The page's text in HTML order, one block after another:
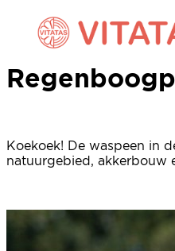
waspeen
Koekoek! De waspeen in
natuurgebied, akkerbouw